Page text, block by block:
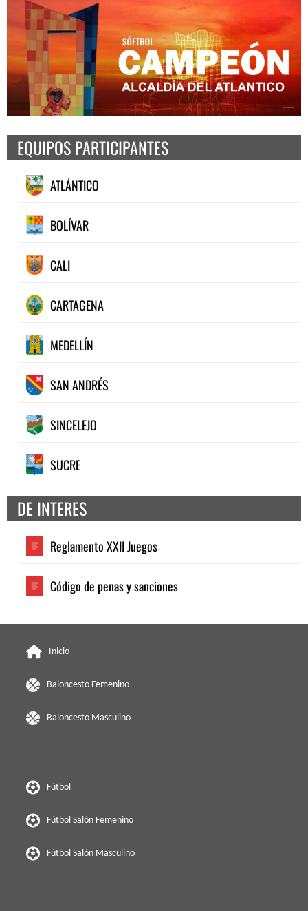
EQUIPOS PARTICIPANTES
ATLÁNTICO
BOLÍVAR
CALI
CARTAGENA
MEDELLÍN
SAN ANDRÉS
SINCELEJO
SUCRE
DE INTERES
Reglamento XXII Juegos
Código de penas y sanciones
Inicio
Baloncesto Femenino
Baloncesto Masculino
Fútbol
Fútbol Salón Femenino
Fútbol Salón Masculino